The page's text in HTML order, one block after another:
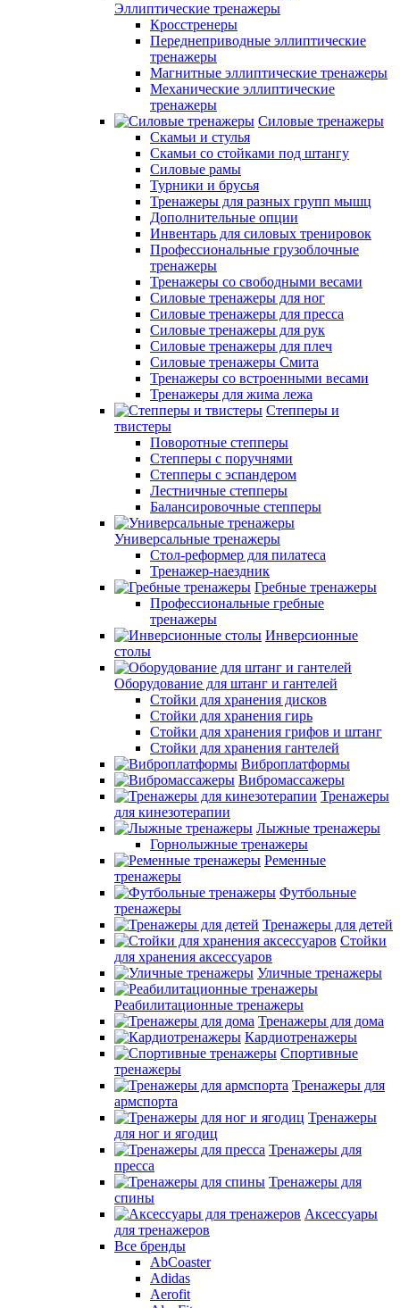
Эллиптические тренажеры
Кросстренеры
Переднеприводные эллиптические
тренажеры
Магнитные эллиптические тренажеры
Механические эллиптические
тренажеры
Силовые тренажеры
Скамьи и стулья
Скамьи со стойками под штангу
Силовые рамы
Турники и брусья
Тренажеры для разных групп мышц
Дополнительные опции
Инвентарь для силовых тренировок
Профессиональные грузоблочные
тренажеры
Тренажеры со свободными весами
Силовые тренажеры для ног
Силовые тренажеры для пресса
Силовые тренажеры для рук
Силовые тренажеры для плеч
Силовые тренажеры Смита
Тренажеры со встроенными весами
Тренажеры для жима лежа
Степперы и
твистеры
Поворотные степперы
Степперы с поручнями
Степперы с эспандером
Лестничные степперы
Балансировочные степперы
Универсальные тренажеры
Стол-реформер для пилатеса
Тренажер-наездник
Гребные тренажеры
Профессиональные гребные
тренажеры
Инверсионные
столы
Оборудование для штанг и гантелей
Стойки для хранения дисков
Стойки для хранения гирь
Стойки для хранения грифов и штанг
Стойки для хранения гантелей
Виброплатформы
Вибромассажеры
Тренажеры
для кинезотерапии
Лыжные тренажеры
Горнолыжные тренажеры
Ременные
тренажеры
Футбольные
тренажеры
Тренажеры для детей
Стойки
для хранения аксессуаров
Уличные тренажеры
Реабилитационные тренажеры
Тренажеры для дома
Кардиотренажеры
Спортивные
тренажеры
Тренажеры для
армспорта
Тренажеры
для ног и ягодиц
Тренажеры для
пресса
Тренажеры для
спины
Аксессуары
для тренажеров
Все бренды
AbCoaster
Adidas
Aerofit